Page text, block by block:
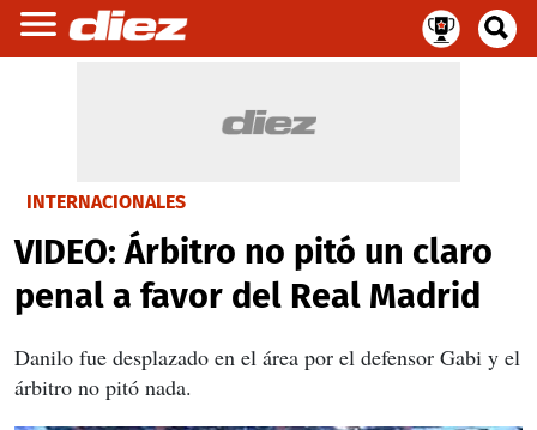
INTERNACIONALES
VIDEO: Árbitro no pitó un claro
penal a favor del Real Madrid
Danilo fue desplazado en el área por el defensor Gabi y el
árbitro no pitó nada.